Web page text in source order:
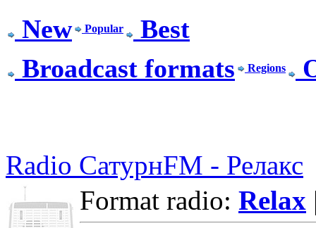
New Popular
Best
Broadcast formats
Regions
Radio СатурнFM - Релакс
Format radio: Relax